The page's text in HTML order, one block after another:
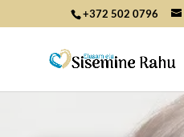
+372 502 0796